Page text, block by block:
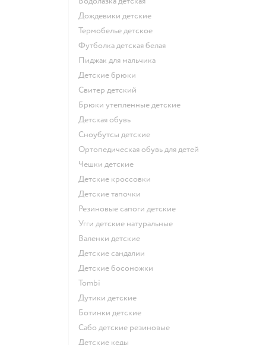
Дождевики детские
Термобелье детское
Футболка детская белая
Пиджак для мальчика
Детские брюки
Свитер детский
Брюки утепленные детские
Детская обувь
Сноубутсы детские
Ортопедическая обувь для детей
Чешки детские
Детские кроссовки
Детские тапочки
Резиновые сапоги детские
Угги детские натуральные
Валенки детские
Детские сандалии
Детские босоножки
Tombi
Дутики детские
Ботинки детские
Сабо детские резиновые
Детские кеды